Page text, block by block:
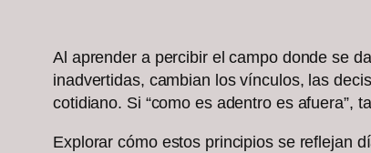
Al aprender a percibir el campo donde se
inadvertidas, cambian los vínculos, las
cotidiano. Si “como es adentro es afuera”,
Explorar cómo estos principios se reflejan